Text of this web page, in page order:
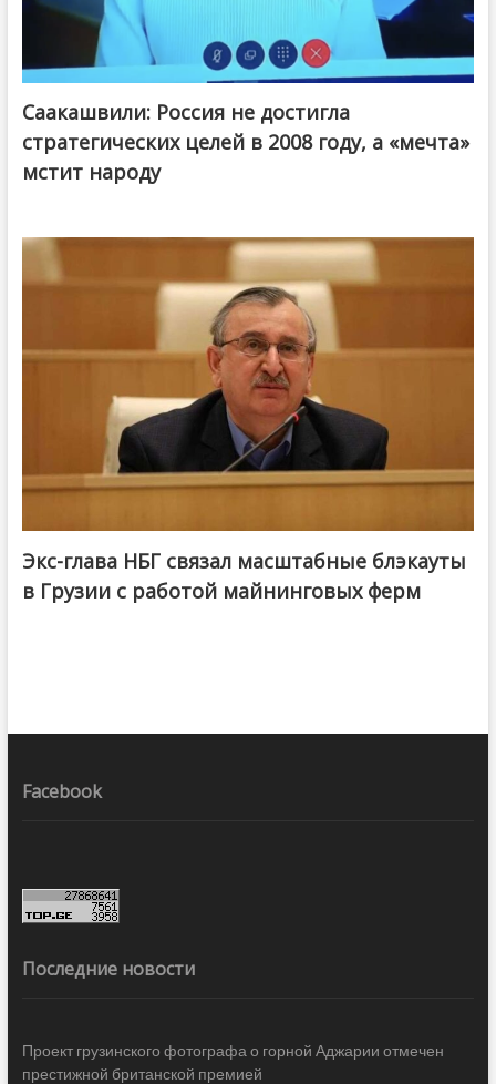
Саакашвили: Россия не достигла
стратегических целей в 2008 году, а «мечта»
мстит народу
Экс-глава НБГ связал масштабные блэкауты
в Грузии с работой майнинговых ферм
Facebook
Последние новости
Проект грузинского фотографа о горной Аджарии отмечен
престижной британской премией